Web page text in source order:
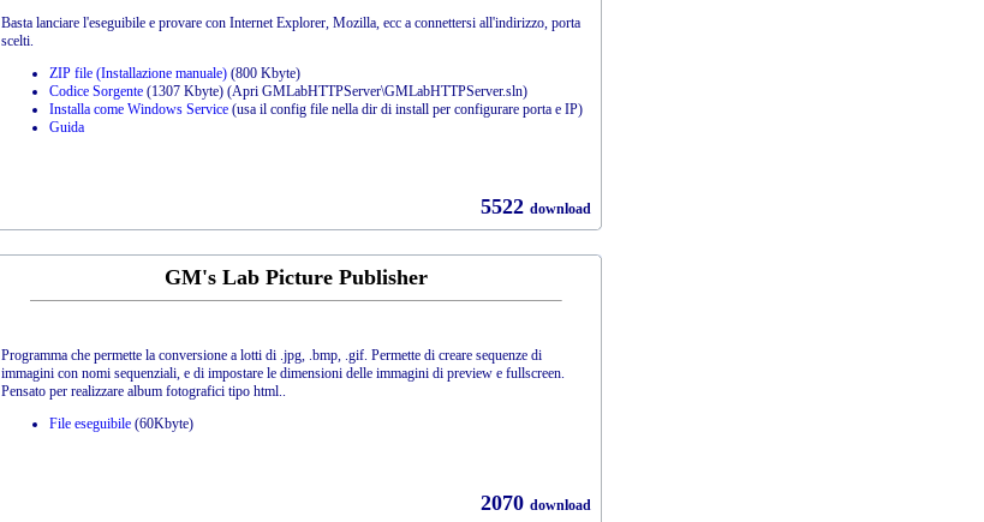
Basta lanciare l'eseguibile e provare con Internet Explorer, Mozilla, ecc a connettersi all'indirizzo, porta
scelti.
ZIP file (Installazione manuale) (800 Kbyte)
Codice Sorgente (1307 Kbyte) (Apri GMLabHTTPServer\GMLabHTTPServer.sln)
Installa come Windows Service (usa il config file nella dir di install per configurare porta e IP)
Guida
5522 download
GM's Lab Picture Publisher
Programma che permette la conversione a lotti di .jpg, .bmp, .gif. Permette di creare sequenze di
immagini con nomi sequenziali, e di impostare le dimensioni delle immagini di preview e fullscreen.
Pensato per realizzare album fotografici tipo html..
File eseguibile (60Kbyte)
2070 download